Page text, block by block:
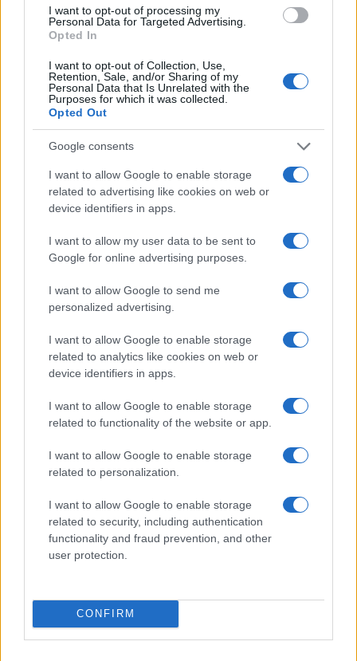
I want to opt-out of processing my
Personal Data for Targeted Advertising.
Opted In
I want to opt-out of Collection, Use,
Retention, Sale, and/or Sharing of my
Personal Data that Is Unrelated with the
Purposes for which it was collected.
Opted Out
Google consents
I want to allow Google to enable storage
related to advertising like cookies on web or
device identifiers in apps.
I want to allow my user data to be sent to
Google for online advertising purposes.
I want to allow Google to send me
personalized advertising.
I want to allow Google to enable storage
related to analytics like cookies on web or
device identifiers in apps.
I want to allow Google to enable storage
related to functionality of the website or app.
I want to allow Google to enable storage
related to personalization.
I want to allow Google to enable storage
related to security, including authentication
functionality and fraud prevention, and other
user protection.
CONFIRM
Rocks rakéta
A Rafael által 2019-ben bemutatott Rocks
rakéta a szuperszonikus cirkáló
képességeket kombinálja műholdas és
inerciális navigációs rendszerekkel.
A Rocks a kisebb F-16-os repülőgépekről és
potenciálisan az F-35-ösökről is indítható.
Külföldi értékelések szerint 300 km-es
hatótávolsággal rendelkezik, és 500 kg-os
megerősített vagy földalatti építmények
célba vételére.
Hezbollah rakétát semmisített meg
Izrael
További meglepetések
Külföldi források szerint Izrael rendelkezik
egy hagyományos és nukleáris robbanófejjel
is felszerelt, földről indítható
ismert. Annak ellenére, hogy Irán több száz
ballisztikus rakétát indított Izrael felé, annak
valószínűsége, hogy Izrael ezeket a rakétákat